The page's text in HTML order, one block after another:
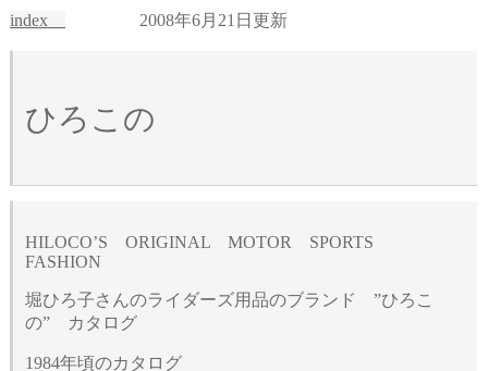
index 2008年6月21日更新
ひろこの
HILOCO’S ORIGINAL MOTOR SPORTS
FASHION
堀ひろ子さんのライダーズ用品のブランド ”ひろこ
の” カタログ
1984年頃のカタログ